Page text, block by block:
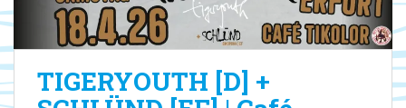
TIGERYOUTH [D] +